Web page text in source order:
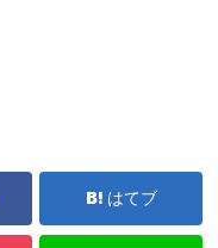
はてブ